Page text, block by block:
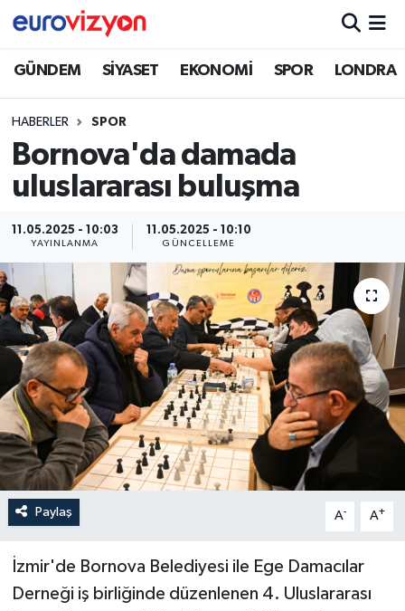
GÜNDEM SİYASET EKONOMİ SPOR LONDRA
HABERLER SPOR
Bornova'da damada
uluslararası buluşma
11.05.2025 - 10:03
YAYINLANMA
11.05.2025 - 10:10
GÜNCELLEME
Paylaş A- A+
İzmir'de Bornova Belediyesi ile Ege Damacılar
Derneği iş birliğinde düzenlenen 4. Uluslararası